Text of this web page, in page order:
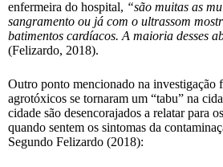
enfermeira do hospital, “são muitas as
sangramento ou já com o ultrassom
batimentos cardíacos. A maioria desses
(Felizardo, 2018).
Outro ponto mencionado na investigação
agrotóxicos se tornaram um “tabu” na
cidade são desencorajados a relatar para
quando sentem os sintomas da
Segundo Felizardo (2018):